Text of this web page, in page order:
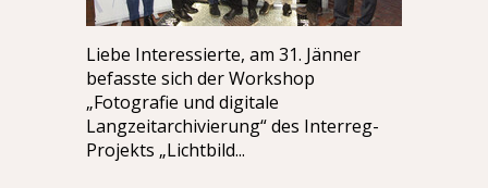
Liebe Interessierte, am 31. Jänner
befasste sich der Workshop
„Fotografie und digitale
Langzeitarchivierung“ des Interreg-
Projekts „Lichtbild...